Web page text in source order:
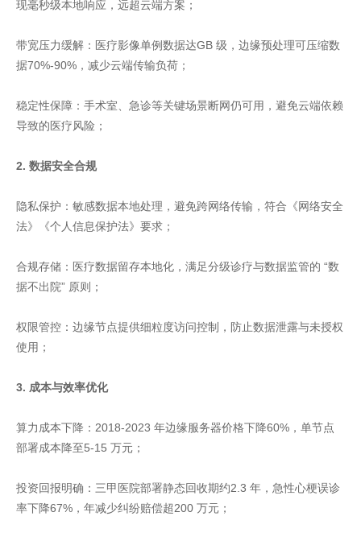
现毫秒级本地响应，远超云端方案；
带宽压力缓解：医疗影像单例数据达GB 级，边缘预处理可压缩数
据70%-90%，减少云端传输负荷；
稳定性保障：手术室、急诊等关键场景断网仍可用，避免云端依赖
导致的医疗风险；
2. 数据安全合规
隐私保护：敏感数据本地处理，避免跨网络传输，符合《网络安全
法》《个人信息保护法》要求；
合规存储：医疗数据留存本地化，满足分级诊疗与数据监管的 “数
据不出院” 原则；
权限管控：边缘节点提供细粒度访问控制，防止数据泄露与未授权
使用；
3. 成本与效率优化
算力成本下降：2018-2023 年边缘服务器价格下降60%，单节点
部署成本降至5-15 万元；
投资回报明确：三甲医院部署静态回收期约2.3 年，急性心梗误诊
率下降67%，年减少纠纷赔偿超200 万元；